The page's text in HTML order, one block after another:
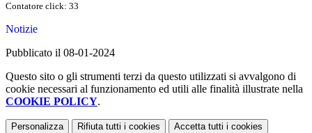
Contatore click: 33
Notizie
Pubblicato il 08-01-2024
Questo sito o gli strumenti terzi da questo utilizzati si avvalgono di
cookie necessari al funzionamento ed utili alle finalità illustrate nella
COOKIE POLICY.
Personalizza Rifiuta tutti i cookies Accetta tutti i cookies